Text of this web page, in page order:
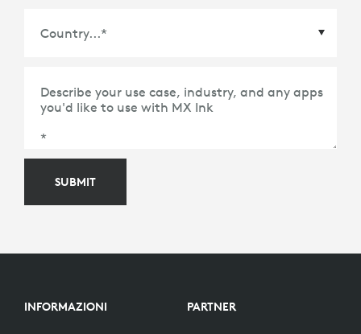
Describe your use case, industry, and any apps
you'd like to use with MX Ink
*
SUBMIT
INFORMAZIONI PARTNER